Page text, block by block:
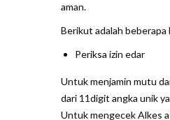
aman.
Berikut adalah
Periksa izin edar
Untuk menjamin mutu
dari 11digit angka unik
Untuk mengecek Alkes